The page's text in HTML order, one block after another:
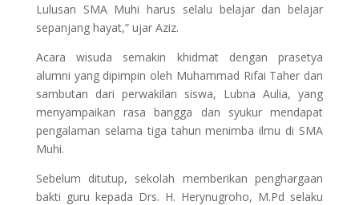
Lulusan SMA Muhi harus selalu belajar dan belajar
sepanjang hayat,” ujar Aziz.
Acara wisuda semakin khidmat dengan prasetya
alumni yang dipimpin oleh Muhammad Rifai Taher dan
sambutan dari perwakilan siswa, Lubna Aulia, yang
menyampaikan rasa bangga dan syukur mendapat
pengalaman selama tiga tahun menimba ilmu di SMA
Muhi.
Sebelum ditutup, sekolah memberikan penghargaan
bakti guru kepada Drs. H. Herynugroho, M.Pd selaku